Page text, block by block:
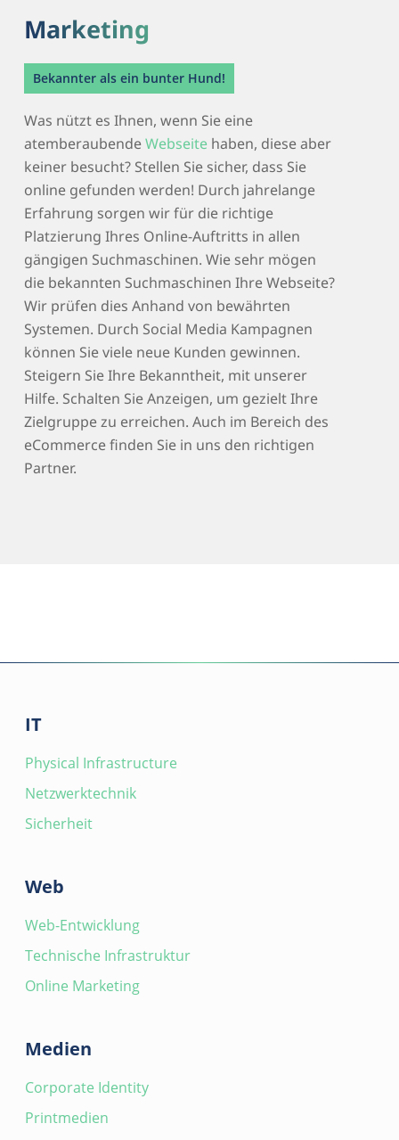
Marketing
Bekannter als ein bunter Hund!
Was nützt es Ihnen, wenn Sie eine
atemberaubendeWebseitehaben, diese aber
keiner besucht? Stellen Sie sicher, dass Sie
online gefunden werden! Durch jahrelange
Erfahrung sorgen wir für die richtige
Platzierung Ihres Online-Auftritts in allen
gängigen Suchmaschinen. Wie sehr mögen
die bekannten Suchmaschinen Ihre Webseite?
Wir prüfen dies Anhand von bewährten
Systemen. Durch Social Media Kampagnen
können Sie viele neue Kunden gewinnen.
Steigern Sie Ihre Bekanntheit, mit unserer
Hilfe. Schalten Sie Anzeigen, um gezielt Ihre
Zielgruppe zu erreichen. Auch im Bereich des
eCommerce finden Sie in uns den richtigen
Partner.
IT
Physical Infrastructure
Netzwerktechnik
Sicherheit
Web
Web-Entwicklung
Technische Infrastruktur
Online Marketing
Medien
Corporate Identity
Printmedien